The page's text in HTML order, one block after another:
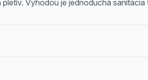
Výhodou je jednoduchá